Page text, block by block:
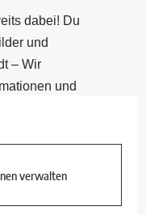
verwalten
dabei! Du
und
– Wir
und